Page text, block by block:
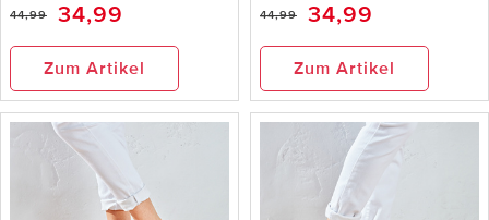
44,99 34,99
Zum Artikel
44,99 34,99
Zum Artikel